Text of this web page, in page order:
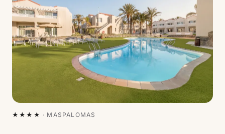
★★★★ · MASPALOMAS